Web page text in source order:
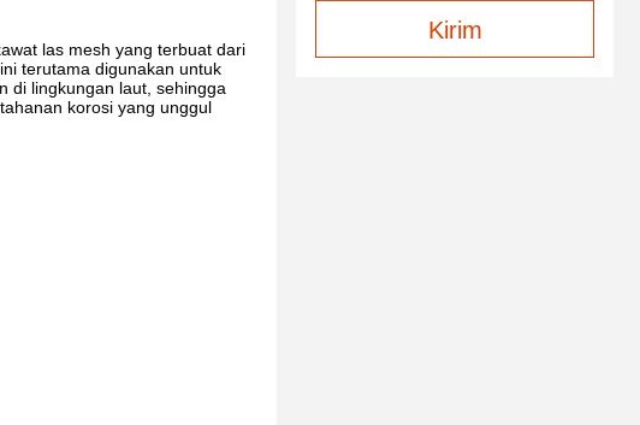
las mesh yang terbuat dari
terutama digunakan untuk
di lingkungan laut, sehingga
korosi yang unggul
Kirim